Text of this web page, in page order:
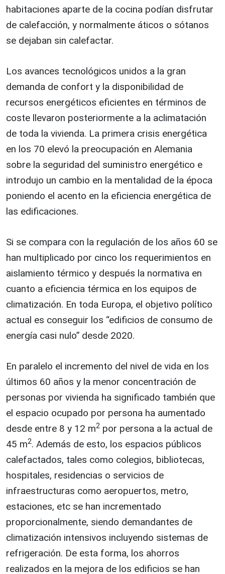
habitaciones aparte de la cocina podían disfrutar
de calefacción, y normalmente áticos o sótanos
se dejaban sin calefactar.
Los avances tecnológicos unidos a la gran
demanda de confort y la disponibilidad de
recursos energéticos eficientes en términos de
coste llevaron posteriormente a la aclimatación
de toda la vivienda. La primera crisis energética
en los 70 elevó la preocupación en Alemania
sobre la seguridad del suministro energético e
introdujo un cambio en la mentalidad de la época
poniendo el acento en la eficiencia energética de
las edificaciones.
Si se compara con la regulación de los años 60 se
han multiplicado por cinco los requerimientos en
aislamiento térmico y después la normativa en
cuanto a eficiencia térmica en los equipos de
climatización. En toda Europa, el objetivo político
actual es conseguir los “edificios de consumo de
energía casi nulo” desde 2020.
En paralelo el incremento del nivel de vida en los
últimos 60 años y la menor concentración de
personas por vivienda ha significado también que
el espacio ocupado por persona ha aumentado
desde entre 8 y 12 m2 por persona a la actual de
45 m2. Además de esto, los espacios públicos
calefactados, tales como colegios, bibliotecas,
hospitales, residencias o servicios de
infraestructuras como aeropuertos, metro,
estaciones, etc se han incrementado
proporcionalmente, siendo demandantes de
climatización intensivos incluyendo sistemas de
refrigeración. De esta forma, los ahorros
realizados en la mejora de los edificios se han